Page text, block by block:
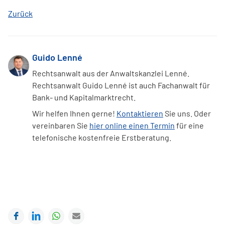
Zurück
Guido Lenné
Rechtsanwalt aus der Anwaltskanzlei Lenné.
Rechtsanwalt Guido Lenné ist auch Fachanwalt für
Bank- und Kapitalmarktrecht.
Wir helfen Ihnen gerne! Kontaktieren Sie uns. Oder
vereinbaren Sie hier online einen Termin für eine
telefonische kostenfreie Erstberatung.
FacebookLinkedInWhatsApp